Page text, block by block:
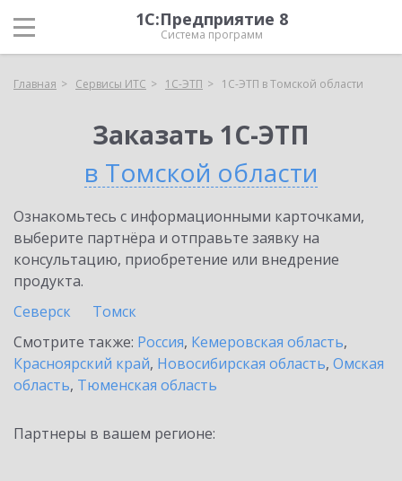
1С:Предприятие 8
Система программ
Главная Сервисы ИТС 1С-ЭТП 1С-ЭТП в Томской области
Заказать 1С-ЭТП
в Томской области
Ознакомьтесь с информационными карточками,
выберите партнёра и отправьте заявку на
консультацию, приобретение или внедрение
продукта.
Северск
Томск
Смотрите также: Россия, Кемеровская область,
Красноярский край, Новосибирская область, Омская
область, Тюменская область
Партнеры в вашем регионе: